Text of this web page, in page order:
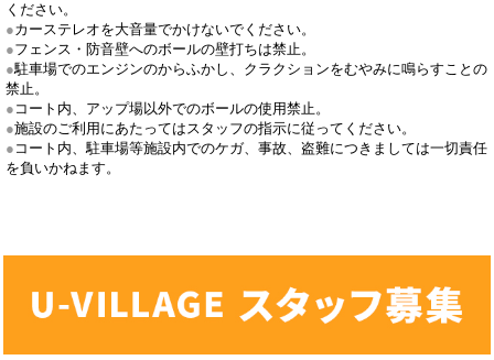
ください。
カーステレオを大音量でかけないでください。
フェンス・防音壁へのボールの壁打ちは禁止。
駐車場でのエンジンのからふかし、クラクションをむやみに鳴らすことの
禁止。
コート内、アップ場以外でのボールの使用禁止。
施設のご利用にあたってはスタッフの指示に従ってください。
コート内、駐車場等施設内でのケガ、事故、盗難につきましては一切責任
を負いかねます。